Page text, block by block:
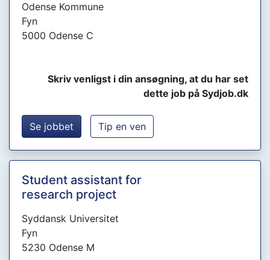
Odense Kommune
Fyn
5000 Odense C
Skriv venligst i din ansøgning, at du har set
dette job på Sydjob.dk
Se jobbet Tip en ven
Student assistant for
research project
Syddansk Universitet
Fyn
5230 Odense M